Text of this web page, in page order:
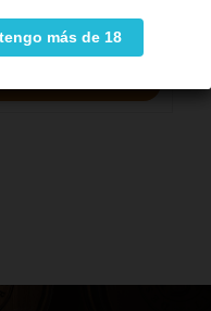
más de 18
más de 18